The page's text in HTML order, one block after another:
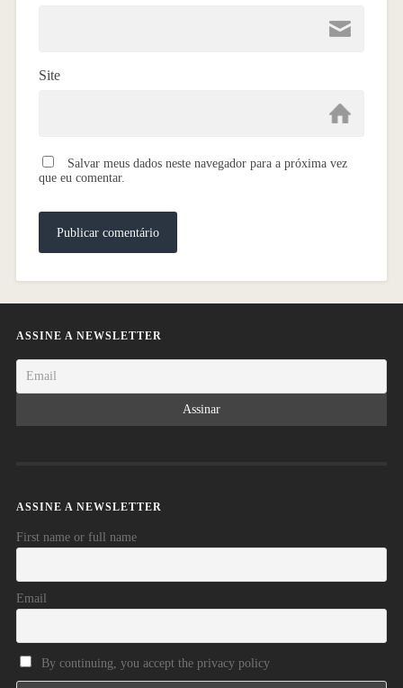
Site
Salvar meus dados neste navegador para a próxima vez
que eu comentar.
ASSINE A NEWSLETTER
ASSINE A NEWSLETTER
First name or full name
Email
By continuing, you accept the privacy policy